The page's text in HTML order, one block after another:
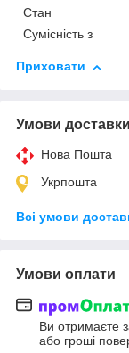
Стан
Сумісність з
Приховати
Умови доставки
Нова Пошта
Укрпошта
Всі умови
Умови оплати
Ви отримаєте
або гроші